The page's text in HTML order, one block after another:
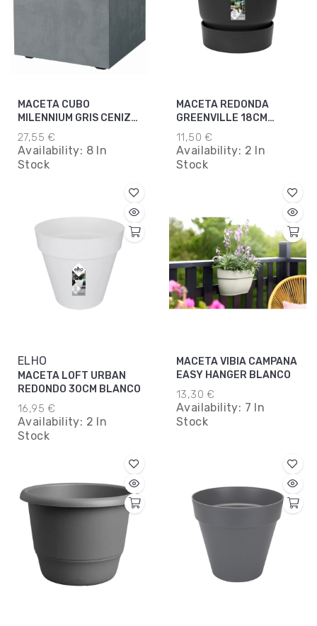
MACETA CUBO
MILENNIUM GRIS CENIZA
25CM
27,55 €
Availability: 8 In
Stock
MACETA REDONDA
GREENVILLE 18CM
NEGRO
11,50 €
Availability: 2 In
Stock
ELHO
MACETA LOFT URBAN
REDONDO 30CM BLANCO
16,95 €
Availability: 2 In
Stock
MACETA VIBIA CAMPANA
EASY HANGER BLANCO
13,30 €
Availability: 7 In
Stock